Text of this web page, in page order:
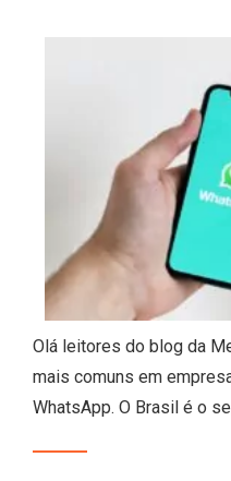
Olá leitores do blog da
mais comuns em
WhatsApp. O Brasil é o